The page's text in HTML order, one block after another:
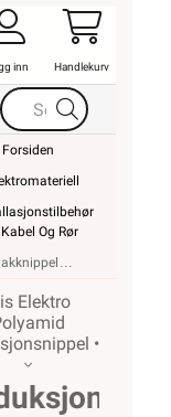
inn Handlekurv
Forsiden
Og Rør
Elektro
•